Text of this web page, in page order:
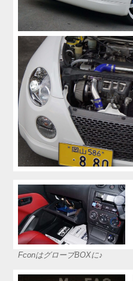
FconはグローブBOXに♪